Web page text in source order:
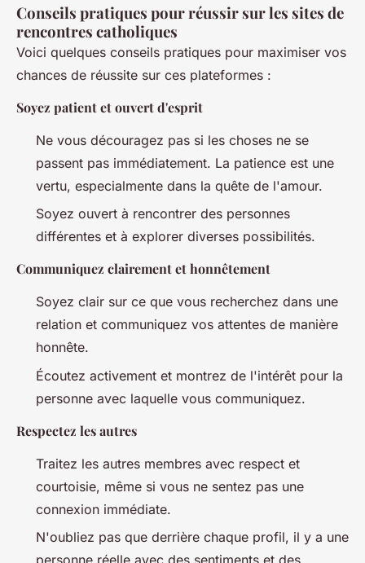
Conseils pratiques pour réussir sur les sites de
rencontres catholiques
Voici quelques conseils pratiques pour maximiser vos
chances de réussite sur ces plateformes :
Soyez patient et ouvert d'esprit
Ne vous découragez pas si les choses ne se
passent pas immédiatement. La patience est une
vertu, especialmente dans la quête de l'amour.
Soyez ouvert à rencontrer des personnes
différentes et à explorer diverses possibilités.
Communiquez clairement et honnêtement
Soyez clair sur ce que vous recherchez dans une
relation et communiquez vos attentes de manière
honnête.
Écoutez activement et montrez de l'intérêt pour la
personne avec laquelle vous communiquez.
Respectez les autres
Traitez les autres membres avec respect et
courtoisie, même si vous ne sentez pas une
connexion immédiate.
N'oubliez pas que derrière chaque profil, il y a une